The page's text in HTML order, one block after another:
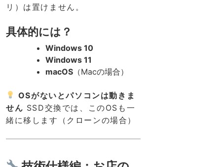
リ）は置けません。
具体的には？
Windows 10
Windows 11
macOS （Macの場合）
OSがないとパソコンは動きま
せん SSD交換では、このOSも一
緒に移します（クローンの場合）